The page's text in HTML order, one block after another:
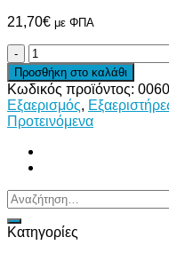
21,70€ με ΦΠΑ
ΕΞΑΕΡΙΣΤΗΡΑΣ
ΜΠΑΝΙΟΥ
Φ100
ΜΕ
ΚΛΑΠΕ 13W 29Db
ποσότητα
Προσθήκη στο καλάθι
Κωδικός προϊόντος:
Εξαερισμός,
Προτεινόμενα
Αναζήτηση
για:
Κατηγορίες